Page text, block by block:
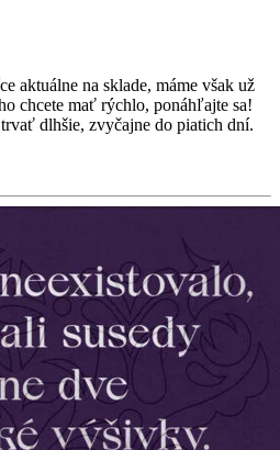
aktuálne na sklade, máme však už
chcete mať rýchlo, ponáhľajte sa!
dlhšie, zvyčajne do piatich dní.